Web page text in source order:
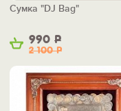
990 Р
2 100Р
Сумка "DJ Bag"